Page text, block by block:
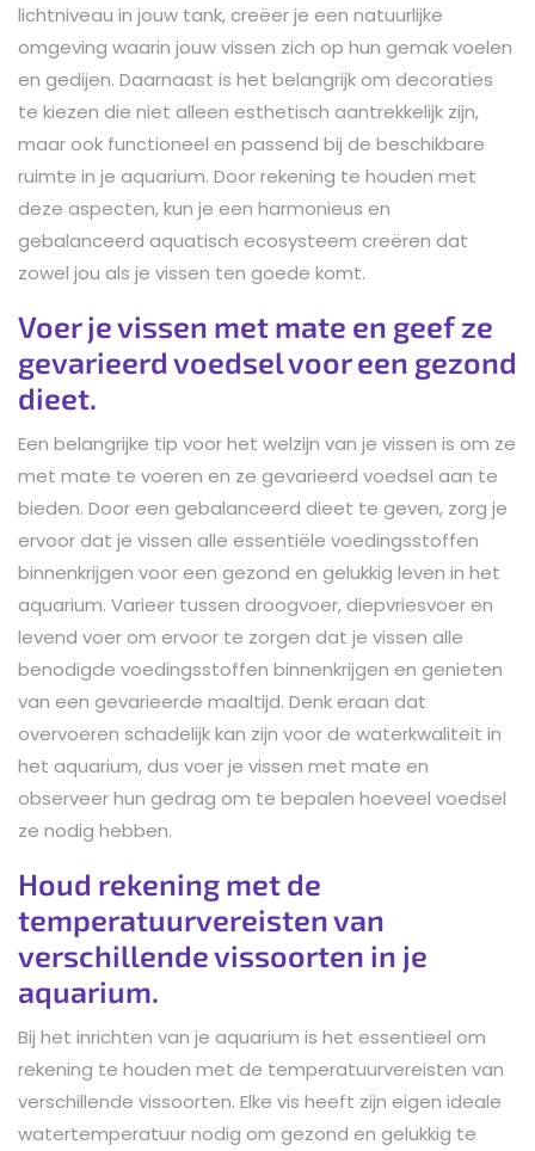
lichtniveau in jouw tank, creëer je een natuurlijke
omgeving waarin jouw vissen zich op hun gemak voelen
en gedijen. Daarnaast is het belangrijk om decoraties
te kiezen die niet alleen esthetisch aantrekkelijk zijn,
maar ook functioneel en passend bij de beschikbare
ruimte in je aquarium. Door rekening te houden met
deze aspecten, kun je een harmonieus en
gebalanceerd aquatisch ecosysteem creëren dat
zowel jou als je vissen ten goede komt.
Voer je vissen met mate en geef ze
gevarieerd voedsel voor een gezond
dieet.
Een belangrijke tip voor het welzijn van je vissen is om ze
met mate te voeren en ze gevarieerd voedsel aan te
bieden. Door een gebalanceerd dieet te geven, zorg je
ervoor dat je vissen alle essentiële voedingsstoffen
binnenkrijgen voor een gezond en gelukkig leven in het
aquarium. Varieer tussen droogvoer, diepvriesvoer en
levend voer om ervoor te zorgen dat je vissen alle
benodigde voedingsstoffen binnenkrijgen en genieten
van een gevarieerde maaltijd. Denk eraan dat
overvoeren schadelijk kan zijn voor de waterkwaliteit in
het aquarium, dus voer je vissen met mate en
observeer hun gedrag om te bepalen hoeveel voedsel
ze nodig hebben.
Houd rekening met de
temperatuurvereisten van
verschillende vissoorten in je
aquarium.
Bij het inrichten van je aquarium is het essentieel om
rekening te houden met de temperatuurvereisten van
verschillende vissoorten. Elke vis heeft zijn eigen ideale
watertemperatuur nodig om gezond en gelukkig te